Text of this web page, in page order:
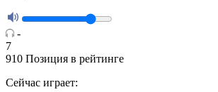
-
7
910 Позиция в рейтинге
Сейчас играет: